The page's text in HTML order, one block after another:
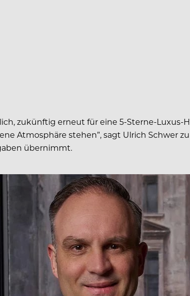
zukünftig erneut für eine 5-Sterne-
Atmosphäre stehen”, sagt Ulrich Schwer
übernimmt.